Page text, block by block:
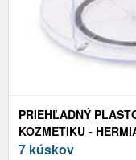
PRIEHĽADNÝ
KOZMETIKU -
7 kúskov